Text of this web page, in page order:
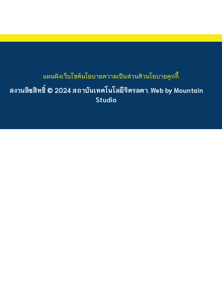
สงวนลิขสิทธิ์ © 2024 สถาบันเทคโนโลยีจิตรลดา. Web by Mountain
Studio
แผนผังเว็บไซต์นโยบายความเป็นส่วนตัวนโยบายคุกกี้